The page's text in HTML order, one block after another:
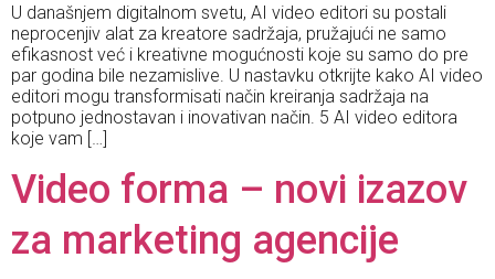
U današnjem digitalnom svetu, AI video editori su postali
neprocenjiv alat za kreatore sadržaja, pružajući ne samo
efikasnost već i kreativne mogućnosti koje su samo do pre
par godina bile nezamislive. U nastavku otkrijte kako AI video
editori mogu transformisati način kreiranja sadržaja na
potpuno jednostavan i inovativan način. 5 AI video editora
koje vam […]
Video forma – novi izazov
za marketing agencije